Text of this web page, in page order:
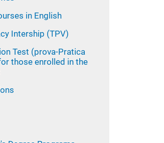
in English
Intership (TPV)
Test (prova-Pratica
those enrolled in the